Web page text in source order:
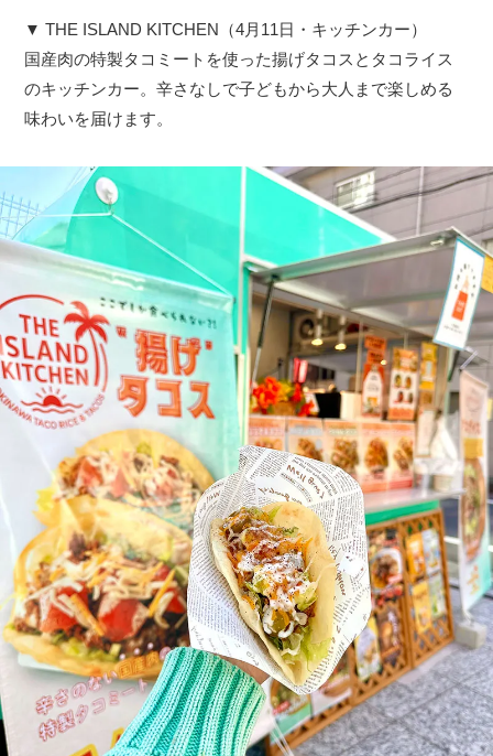
▼ THE ISLAND KITCHEN（4月11日・キッチンカー）
国産肉の特製タコミートを使った揚げタコスとタコライス
のキッチンカー。辛さなしで子どもから大人まで楽しめる
味わいを届けます。